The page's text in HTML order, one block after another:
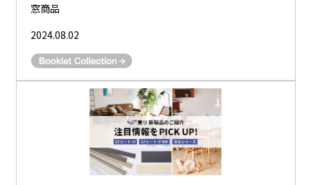
窓商品
2024.08.02